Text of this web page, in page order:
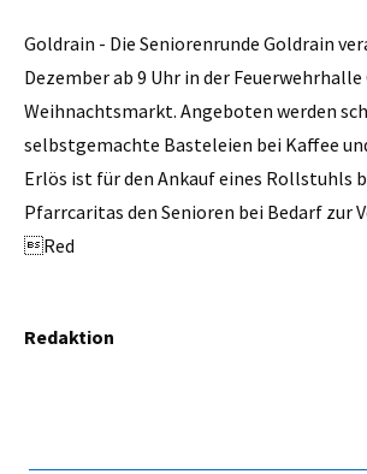
Goldrain - Die Seniorenrunde Goldrain
Dezember ab 9 Uhr in der
Weihnachtsmarkt. Angeboten werden
selbstgemachte Basteleien bei Kaffee
Erlös ist für den Ankauf eines Rollstuhls
Pfarrcaritas den Senioren bei Bedarf zur
Red
Redaktion